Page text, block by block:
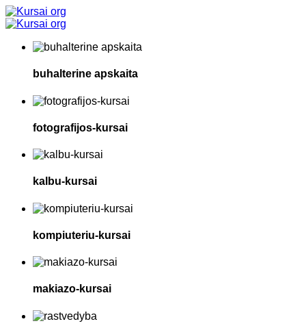
buhalterine apskaita
fotografijos-kursai
kalbu-kursai
kompiuteriu-kursai
makiazo-kursai